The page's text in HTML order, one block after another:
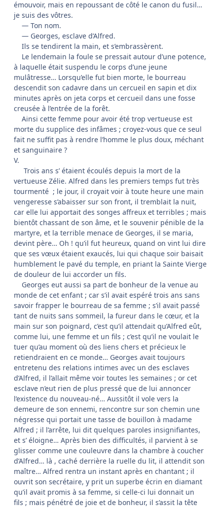
émouvoir, mais en repoussant de côté le canon du fusil…
je suis des vôtres.
— Ton nom.
— Georges, esclave d’Alfred.
Ils se tendirent la main, et s’embrassèrent.
Le lendemain la foule se pressait autour d’une potence,
à laquelle était suspendu le corps d’une jeune
mulâtresse… Lorsqu’elle fut bien morte, le bourreau
descendit son cadavre dans un cercueil en sapin et dix
minutes après on jeta corps et cercueil dans une fosse
creusée à l’entrée de la forêt.
Ainsi cette femme pour avoir été trop vertueuse est
morte du supplice des infâmes ; croyez-vous que ce seul
fait ne suffit pas à rendre l’homme le plus doux, méchant
et sanguinaire ?
V.
Trois ans s’ étaient écoulés depuis la mort de la
vertueuse Zélie. Alfred dans les premiers temps fut très
tourmenté ; le jour, il croyait voir à toute heure une main
vengeresse s’abaisser sur son front, il tremblait la nuit,
car elle lui apportait des songes affreux et terribles ; mais
bientôt chassant de son âme, et le souvenir pénible de la
martyre, et la terrible menace de Georges, il se maria,
devint père… Oh ! qu’il fut heureux, quand on vint lui dire
que ses vœux étaient exaucés, lui qui chaque soir baisait
humblement le pavé du temple, en priant la Sainte Vierge
de douleur de lui accorder un fils.
Georges eut aussi sa part de bonheur de la venue au
monde de cet enfant ; car s’il avait espéré trois ans sans
savoir frapper le bourreau de sa femme ; s’il avait passé
tant de nuits sans sommeil, la fureur dans le cœur, et la
main sur son poignard, c’est qu’il attendait qu’Alfred eût,
comme lui, une femme et un fils ; c’est qu’il ne voulait le
tuer qu’au moment où des liens chers et précieux le
retiendraient en ce monde… Georges avait toujours
entretenu des relations intimes avec un des esclaves
d’Alfred, il l’allait même voir toutes les semaines ; or cet
esclave n’eut rien de plus pressé que de lui annoncer
l’existence du nouveau-né… Aussitôt il vole vers la
demeure de son ennemi, rencontre sur son chemin une
négresse qui portait une tasse de bouillon à madame
Alfred ; il l’arrête, lui dit quelques paroles insignifiantes,
et s’ éloigne… Après bien des difficultés, il parvient à se
glisser comme une couleuvre dans la chambre à coucher
d’Alfred… là , caché derrière la ruelle du lit, il attendit son
maître… Alfred rentra un instant après en chantant ; il
ouvrit son secrétaire, y prit un superbe écrin en diamant
qu’il avait promis à sa femme, si celle-ci lui donnait un
fils ; mais pénétré de joie et de bonheur, il s’assit la tête